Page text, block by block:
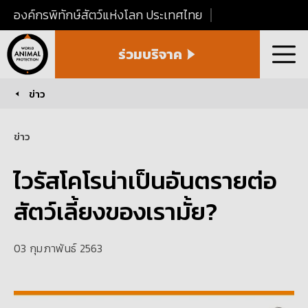
องค์กรพิทักษ์สัตว์แห่งโลก ประเทศไทย
Animal
Protection
ร่วมบริจาค เมนู
You are here:
ข่าว
ไวรัสโคโรน่าเป็นอันตรายต่อ
สัตว์เลี้ยงของเรามั้ย?
ข่าว
03 กุมภาพันธ์ 2563